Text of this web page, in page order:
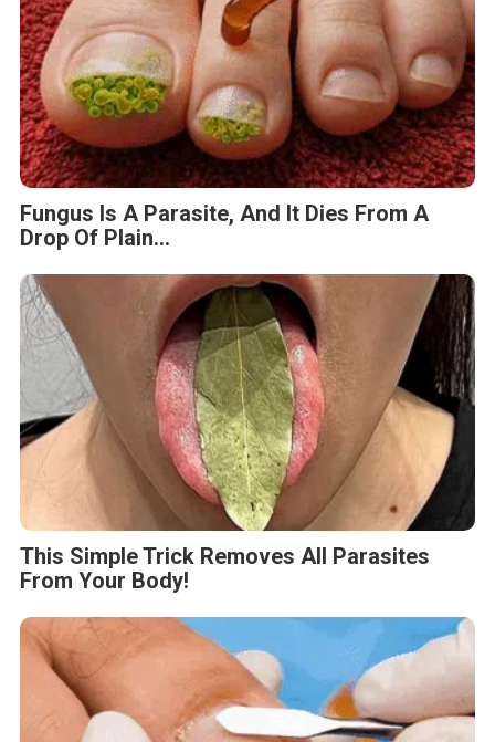
Fungus Is A Parasite, And It Dies From A
Drop Of Plain...
This Simple Trick Removes All Parasites
From Your Body!